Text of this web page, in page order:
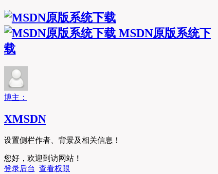
MSDN原版系统下
载
博主：
XMSDN
设置侧栏作者、背景及相关信息！
您好，欢迎到访网站！
登录后台 查看权限